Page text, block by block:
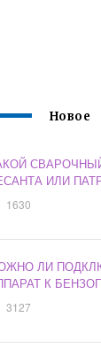
Новое
ИЛИ
1630
ЛИ
К
3127